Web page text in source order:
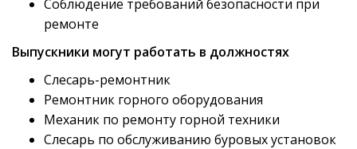
Соблюдение требований безопасности при
ремонте
Выпускники могут работать в должностях
Слесарь-ремонтник
Ремонтник горного оборудования
Механик по ремонту горной техники
Слесарь по обслуживанию буровых установок